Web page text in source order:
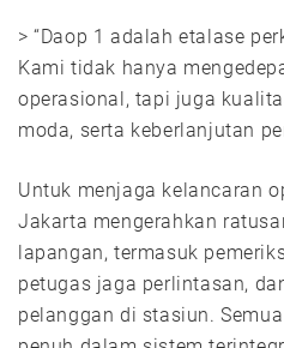
> “Daop 1 adalah etalase
Kami tidak hanya
operasional, tapi juga
moda, serta keberlanjutan
Untuk menjaga kelancaran
Jakarta mengerahkan
lapangan, termasuk
petugas jaga perlintasan,
pelanggan di stasiun.